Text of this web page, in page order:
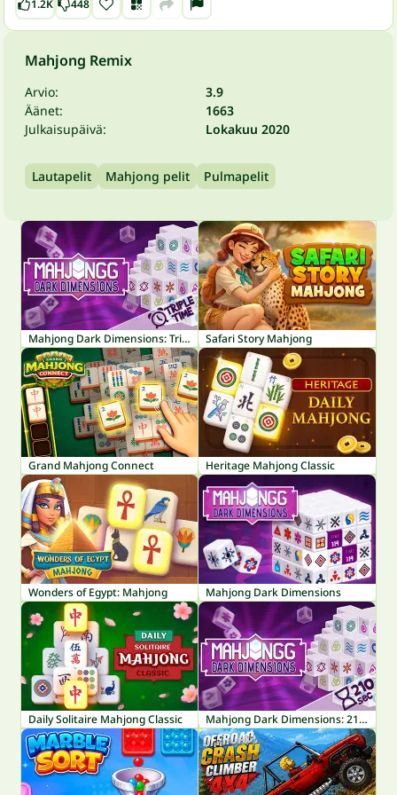
1.2K 448
Mahjong Remix
Arvio:
3.9
Äänet:
1663
Julkaisupäivä:
Lokakuu 2020
Lautapelit Mahjong pelit Pulmapelit
Mahjong Dark Dimensions: Triple Time Safari Story Mahjong
Grand Mahjong Connect Heritage Mahjong Classic
Wonders of Egypt: Mahjong Mahjong Dark Dimensions
Daily Solitaire Mahjong Classic Mahjong Dark Dimensions: 210 seconds